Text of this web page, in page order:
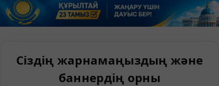
Сіздің жарнамаңыздың және
баннердің орны